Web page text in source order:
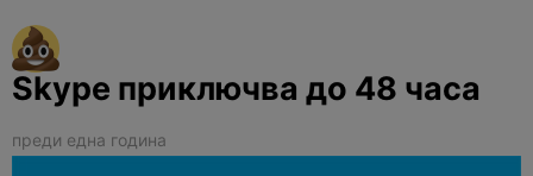
Skype приключва до 48 часа
преди една година